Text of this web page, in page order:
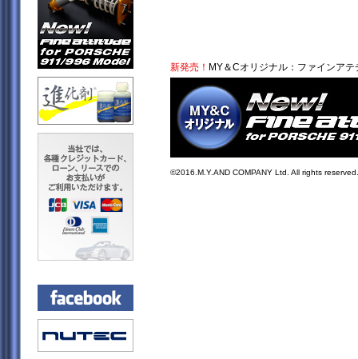
新発売！ MY＆Cオリジナル： ファインア
©2016.M.Y.AND COMPANY Ltd. All rights reserved.